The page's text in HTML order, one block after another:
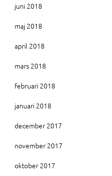
juni 2018
maj 2018
april 2018
mars 2018
februari 2018
januari 2018
december 2017
november 2017
oktober 2017